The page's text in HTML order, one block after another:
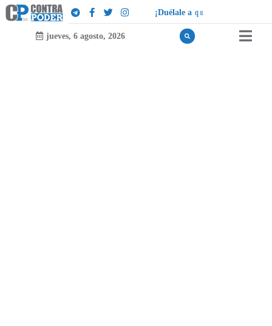
¡Duélale a q u i
jueves, 6 agosto, 2026